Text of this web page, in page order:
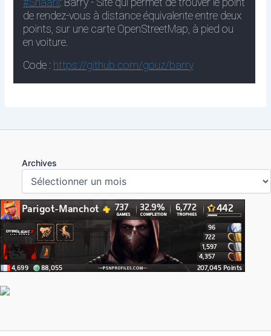
Archives